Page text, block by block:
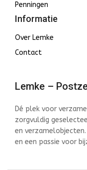
Penningen
Informatie
Over Lemke
Contact
Lemke –
Dé plek voor
zorgvuldig
en
en een passie voor